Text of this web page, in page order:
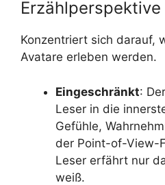
Erzählperspektive
Konzentriert sich darauf,
Avatare erleben werden.
Eingeschränkt:
Leser in die
Gefühle,
der Point-of-View-
Leser erfährt nur
weiß.